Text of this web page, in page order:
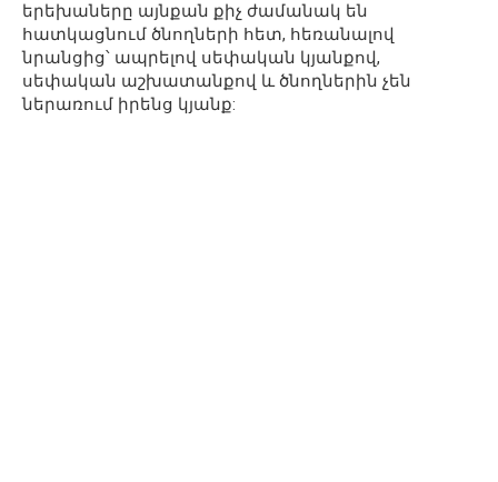
երեխաները այնքան քիչ ժամանակ են
հատկացնում ծնողների հետ, հեռանալով
նրանցից՝ ապրելով սեփական կյանքով,
սեփական աշխատանքով և ծնողներին չեն
ներառում իրենց կյանք: